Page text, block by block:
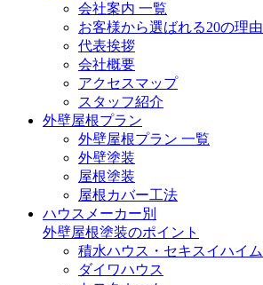
会社案内 一覧
お客様から選ばれる20の理由
代表挨拶
会社概要
アクセスマップ
スタッフ紹介
外壁屋根プラン
外壁屋根プラン 一覧
外壁塗装
屋根塗装
屋根カバー工法
ハウスメーカー別
外壁屋根塗装のポイント
積水ハウス・セキスイハイム
ダイワハウス